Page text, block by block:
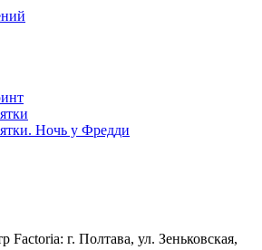
Ночь у Фредди
Factoria: г. Полтава, ул. Зеньковская,